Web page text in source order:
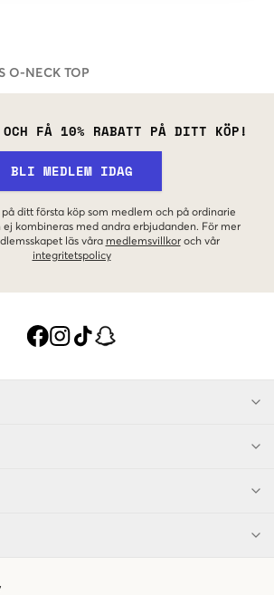
O-NECK TOP
FÅ 10% RABATT PÅ DITT KÖP!
BLI MEDLEM IDAG
ditt första köp som medlem och på ordinarie
ej kombineras med andra erbjudanden. För mer
läs våra medlemsvillkor och vår
integritetspolicy